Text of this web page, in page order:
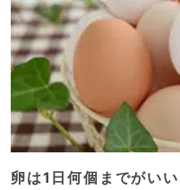
卵は1日何個までがい